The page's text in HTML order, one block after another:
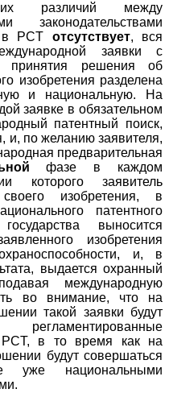
различий между
законодательствами
в PCT отсутствует, вся
заявки с
решения об
изобретения разделена
и национальную. На
заявке в обязательном
патентный поиск,
и, по желанию заявителя,
предварительная
фазе в каждом
которого заявитель
изобретения, в
патентного
выносится
изобретения
и, в
выдается охранный
международную
во внимание, что на
такой заявки будут
PCT, в то время как на
будут совершаться
уже национальными